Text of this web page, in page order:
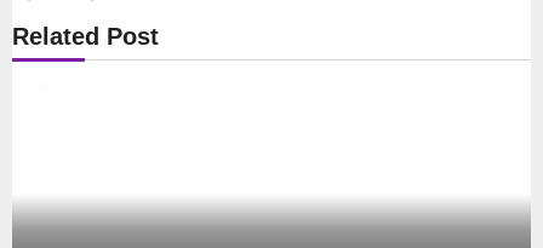
Related Post
Espiritualidade
Explorando a Espiritualidade: Conexão e